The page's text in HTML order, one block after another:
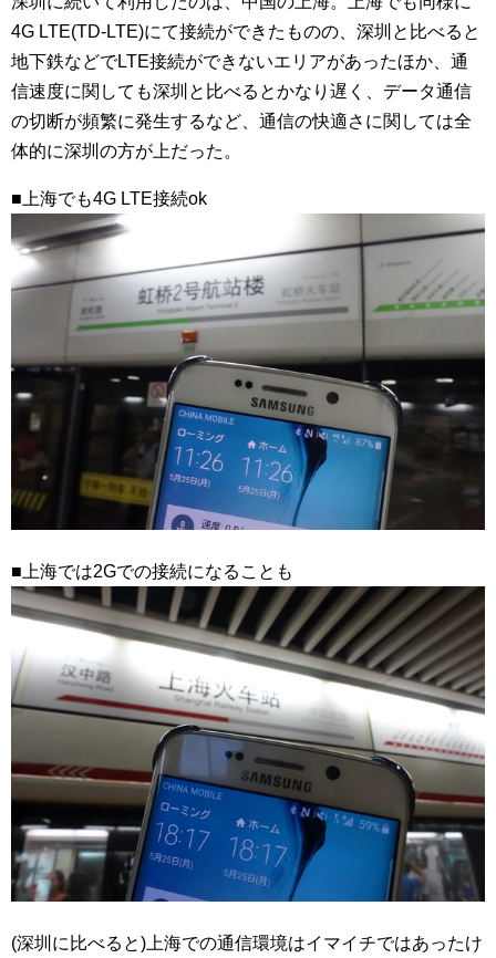
4G LTE(TD-LTE)にて接続ができたものの、深圳と比べると
地下鉄などでLTE接続ができないエリアがあったほか、通
信速度に関しても深圳と比べるとかなり遅く、データ通信
の切断が頻繁に発生するなど、通信の快適さに関しては全
体的に深圳の方が上だった。
■上海でも4G LTE接続ok
■上海では2Gでの接続になることも
(深圳に比べると)上海での通信環境はイマイチではあったけ